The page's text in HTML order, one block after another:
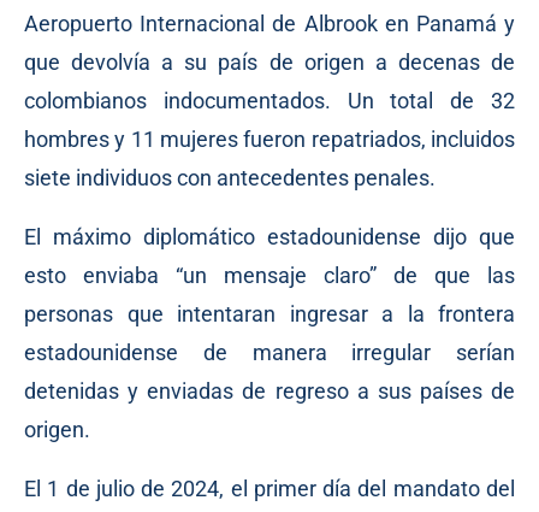
Aeropuerto Internacional de Albrook en Panamá y
que devolvía a su país de origen a decenas de
colombianos indocumentados. Un total de 32
hombres y 11 mujeres fueron repatriados, incluidos
siete individuos con antecedentes penales.
El máximo diplomático estadounidense dijo que
esto enviaba “un mensaje claro” de que las
personas que intentaran ingresar a la frontera
estadounidense de manera irregular serían
detenidas y enviadas de regreso a sus países de
origen.
El 1 de julio de 2024, el primer día del mandato del